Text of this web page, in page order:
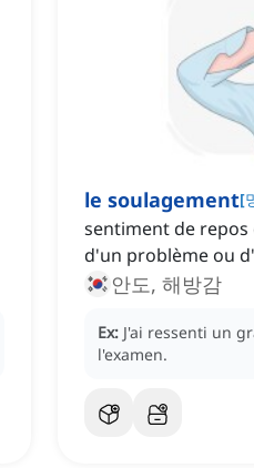
le soulagement[
sentiment de repos
d'un problème ou
안도, 해방감
Ex: J'ai ressenti un
l'examen.